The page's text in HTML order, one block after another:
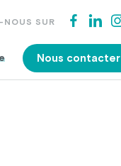
NOUS SUR
Nous contacter